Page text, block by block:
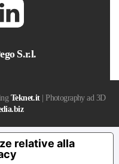
S.r.l.
Teknet.it| Photography ad 3D
relative alla